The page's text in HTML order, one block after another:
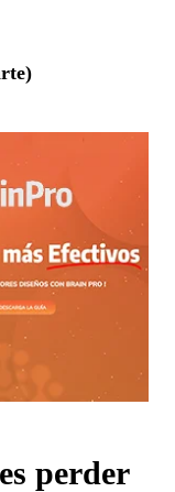
perder